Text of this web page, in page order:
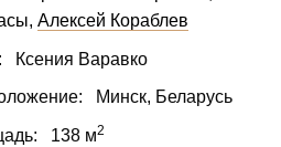
Алексей Кораблев
Ксения Варавко
Минск, Беларусь
138 м2